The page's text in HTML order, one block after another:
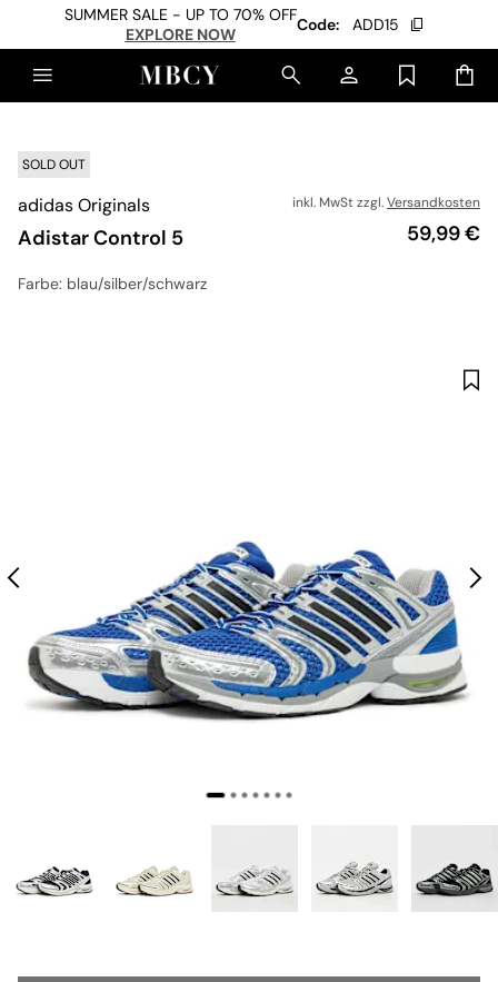
SUMMER SALE - UP TO 70% OFF
EXPLORE NOW
Code: ADD15
SOLD OUT
adidas Originals
Adistar Control 5
inkl. MwSt zzgl.Versandkosten
Preis
59,99 €
Farbe: blau/silber/schwarz